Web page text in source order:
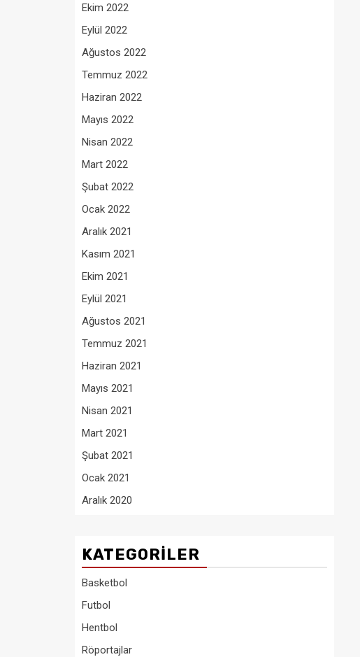
Ekim 2022
Eylül 2022
Ağustos 2022
Temmuz 2022
Haziran 2022
Mayıs 2022
Nisan 2022
Mart 2022
Şubat 2022
Ocak 2022
Aralık 2021
Kasım 2021
Ekim 2021
Eylül 2021
Ağustos 2021
Temmuz 2021
Haziran 2021
Mayıs 2021
Nisan 2021
Mart 2021
Şubat 2021
Ocak 2021
Aralık 2020
KATEGORILER
Basketbol
Futbol
Hentbol
Röportajlar